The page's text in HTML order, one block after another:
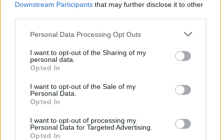
Downstream Participants that may further disclose it to other
Please note that this website/app uses one or more Google
not limited to your visit or usage behaviour. You may click to
grant or deny consent to Google and its third-party tags to
use your data for below specified purposes in below Google
consent section.
Personal Data Processing Opt Outs
I want to opt-out of the Sharing of my
personal data.
Opted In
I want to opt-out of the Sale of my
Personal Data.
Opted In
I want to opt-out of processing my
Personal Data for Targeted Advertising.
Opted In
Τουρκικά ΜΜΕ: 4 ελληνικά νησιά πρέπει να
αποστρατιωτικοποιηθούν [vid]
30.05.2022 12:02